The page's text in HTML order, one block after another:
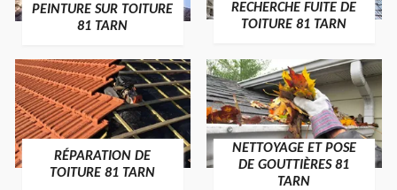
PEINTURE SUR TOITURE
81 TARN
RECHERCHE FUITE DE
TOITURE 81 TARN
RÉPARATION DE
TOITURE 81 TARN
NETTOYAGE ET POSE
DE GOUTTIÈRES 81
TARN